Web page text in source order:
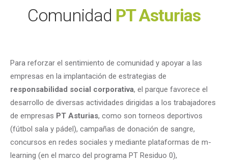
Comunidad PT Asturias
Para reforzar el sentimiento de comunidad y apoyar a las
empresas en la implantación de estrategias de
responsabilidad social corporativa, el parque favorece el
desarrollo de diversas actividades dirigidas a los trabajadores
de empresas PT Asturias, como son torneos deportivos
(fútbol sala y pádel), campañas de donación de sangre,
concursos en redes sociales y mediante plataformas de m-
learning (en el marco del programa PT Residuo 0),